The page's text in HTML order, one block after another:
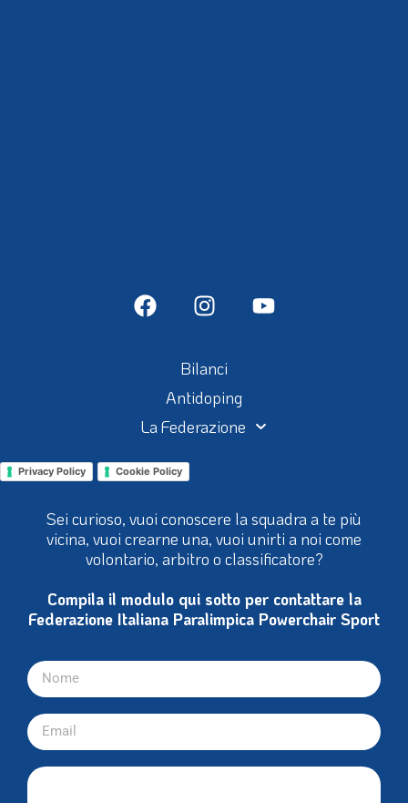
Bilanci
Antidoping
La Federazione
Privacy Policy Cookie Policy
Sei curioso, vuoi conoscere la squadra a te più
vicina, vuoi crearne una, vuoi unirti a noi come
volontario, arbitro o classificatore?
Compila il modulo qui sotto per contattare la
Federazione Italiana Paralimpica Powerchair Sport